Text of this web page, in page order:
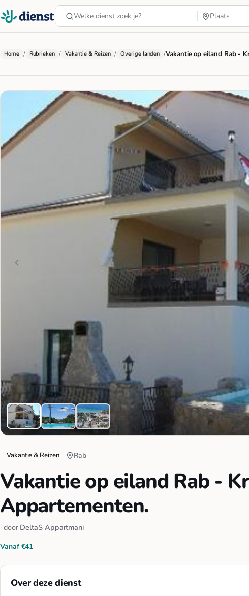
Home / Rubrieken / Vakantie & Reizen / Overige landen /Vakantie op eiland Rab -
Vakantie & Reizen Rab
Vakantie op eiland Rab -
Appartementen.
· door DeltaS Appartmani
Vanaf €41
Over deze dienst